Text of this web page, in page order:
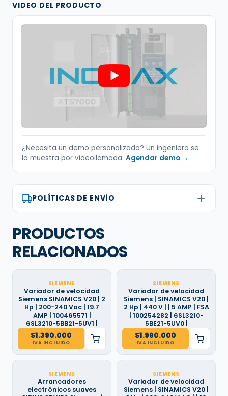
VIDEO DEL PRODUCTO
¿Necesita un demo personalizado? Un ingeniero se
lo muestra por videollamada. Agendar demo →
POLÍTICAS DE ENVÍO
PRODUCTOS
RELACIONADOS
SIEMENS
Variador de velocidad
Siemens SINAMICS V20 | 2
Hp | 200-240 Vac | 19.7
AMP | 100465571 |
6SL3210-5BB21-5UV1 |
$1.390.000
IVA INCLUIDO
SIEMENS
Variador de velocidad
Siemens | SINAMICS V20 |
2 Hp | 440 V | | 5 AMP | FSA
| 100254282 | 6SL3210-
5BE21-5UV0 |
$1.990.000
IVA INCLUIDO
SIEMENS
Arrancadores
electrónicos suaves
SIEMENS
Variador de velocidad
Siemens | SINAMICS V20 |